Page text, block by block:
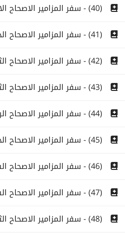
(40) - سفر المزامير الاصحاح الاربعون
(41) - سفر المزامير الاصحاح الحادى والاربعون
(42) - سفر المزامير الاصحاح الثانى والاربعون
(43) - سفر المزامير الاصحاح الثالث والاربعون
(44) - سفر المزامير الاصحاح الرابع والاربعون
(45) - سفر المزامير الاصحاح الخامس والاربعون
(46) - سفر المزامير الاصحاح السادس والاربعون
(47) - سفر المزامير الاصحاح السابع والابعون
(48) - سفر المزامير الاصحاح الثامن والاربعون